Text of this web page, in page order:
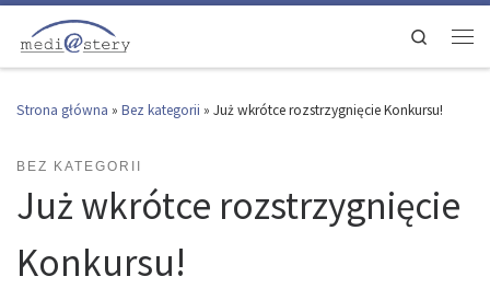
Przejdź do treści
Search
Strona główna » Bez kategorii » Już wkrótce rozstrzygnięcie Konkursu!
BEZ KATEGORII
Już wkrótce rozstrzygnięcie
Konkursu!